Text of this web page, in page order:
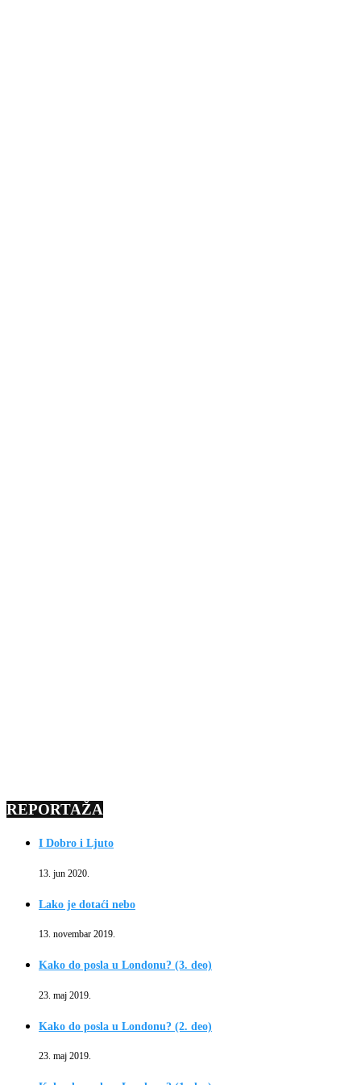
REPORTAŽA
I Dobro i Ljuto
13. jun 2020.
Lako je dotaći nebo
13. novembar 2019.
Kako do posla u Londonu? (3. deo)
23. maj 2019.
Kako do posla u Londonu? (2. deo)
23. maj 2019.